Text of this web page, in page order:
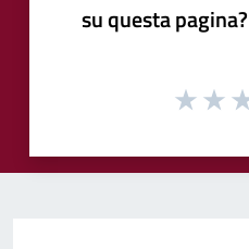
su questa pagina?